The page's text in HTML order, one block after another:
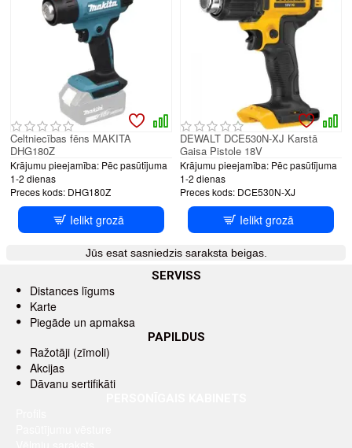
Krājumu pieejamība: Pēc pasūtījuma
1-2 dienas
Preces kods: DHG180Z
Celtniecības fēns MAKITA
DHG180Z
Ielikt grozā
Krājumu pieejamība: Pēc pasūtījuma
1-2 dienas
Preces kods: DCE530N-XJ
DEWALT DCE530N-XJ Karstā
Gaisa Pistole 18V
Ielikt grozā
Jūs esat sasniedzis saraksta beigas.
SERVISS
Distances līgums
Karte
Piegāde un apmaksa
PAPILDUS
Ražotāji (zīmoli)
Akcijas
Dāvanu sertifikāti